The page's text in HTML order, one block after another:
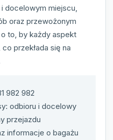
docelowym miejscu,
oraz przewożonym
to, by każdy aspekt
przekłada się na
982 982
odbioru i docelowy
przejazdu
informacje o bagażu